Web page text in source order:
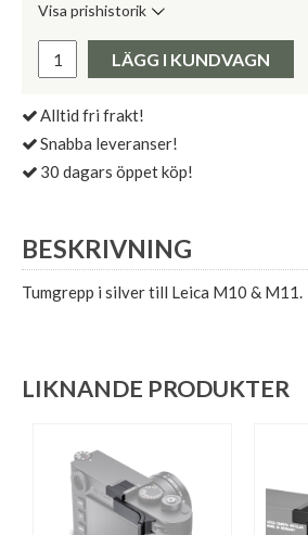
Visa prishistorik
Pris:
LÄGG I KUNDVAGN
Alltid fri frakt!
Snabba leveranser!
30 dagars öppet köp!
BESKRIVNING
Tumgrepp i silver till Leica M10 & M11.
LIKNANDE PRODUKTER